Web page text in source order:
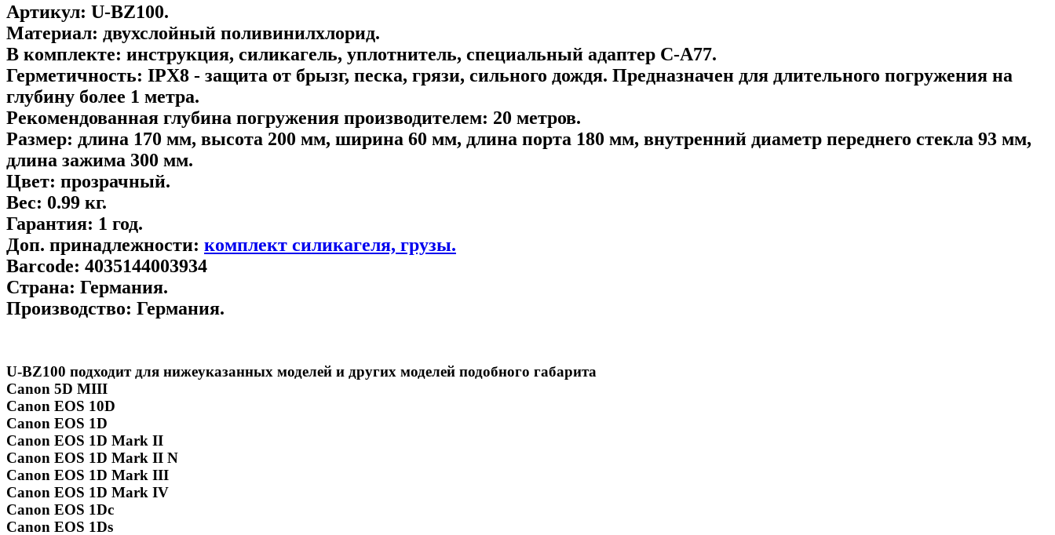
Артикул: U-BZ100.
Материал: двухслойный поливинилхлорид.
В комплекте: инструкция, силикагель, уплотнитель, специальный адаптер C-A77.
Герметичность: IPХ8 - защита от брызг, песка, грязи, сильного дождя. Предназначен для длительного погружения на
глубину более 1 метра.
Рекомендованная глубина погружения производителем: 20 метров.
Размер: длина 170 мм, высота 200 мм, ширина 60 мм, длина порта 180 мм, внутренний диаметр переднего стекла 93 мм,
длина зажима 300 мм.
Цвет: прозрачный.
Вес: 0.99 кг.
Гарантия: 1 год.
Доп. принадлежности: комплект силикагеля, грузы.
Barcode: 4035144003934
Страна: Германия.
Производство: Германия.
U-BZ100 подходит для нижеуказанных моделей и других моделей подобного габарита
Canon 5D MIII
Canon EOS 10D
Canon EOS 1D
Canon EOS 1D Mark II
Canon EOS 1D Mark II N
Canon EOS 1D Mark III
Canon EOS 1D Mark IV
Canon EOS 1Dc
Canon EOS 1Ds